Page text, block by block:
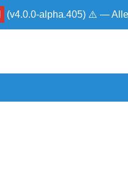
(v4.0.0-alpha.405) ⚠ —